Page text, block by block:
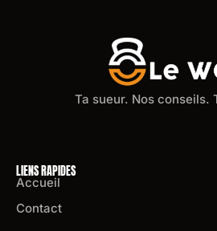
Ta sueur. Nos conseils.
LIENS RAPIDES
Accueil
Contact